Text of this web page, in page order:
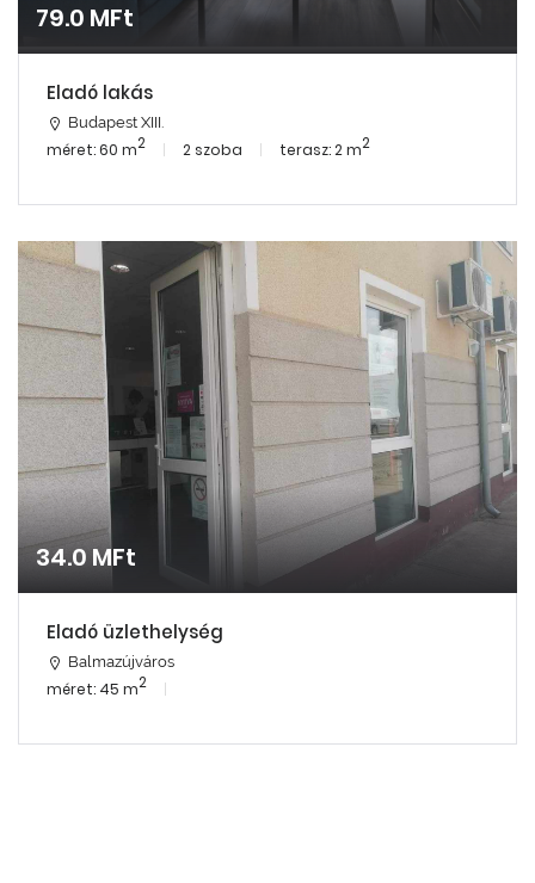
79.0 MFt
Eladó lakás
Budapest XIII.
méret: 60 m2 2 szoba terasz: 2 m2
34.0 MFt
Eladó üzlethelység
Balmazújváros
méret: 45 m2